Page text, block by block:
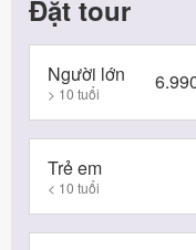
Đặt tour
Người lớn
> 10 tuổi
Trẻ em
< 10 tuổi